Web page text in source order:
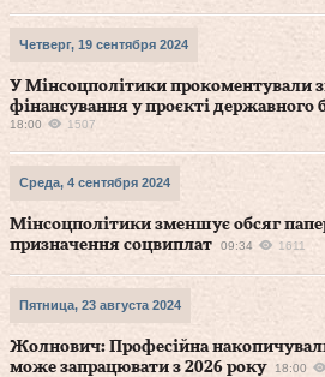
Четверг, 19 сентября 2024
У Мінсоцполітики прокоментували
фінансування у проєкті державного
18:00 1507
Среда, 4 сентября 2024
Мінсоцполітики зменшує обсяг
призначення соцвиплат
09:34 1611
Пятница, 23 августа 2024
Жолнович: Професійна
може запрацювати з 2026 року
18:00